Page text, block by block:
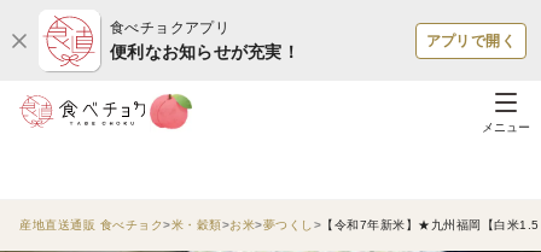
食べチョクアプリ
便利なお知らせが充実！
アプリで開く
メニュー
産地直送通販 食べチョク 米・穀類 お米 夢つくし 【令和7年新米】★九州福岡【白米